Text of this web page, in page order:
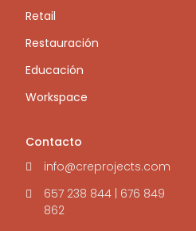
Retail
Restauración
Educación
Workspace
Contacto
info@creprojects.com
657 238 844 | 676 849
862